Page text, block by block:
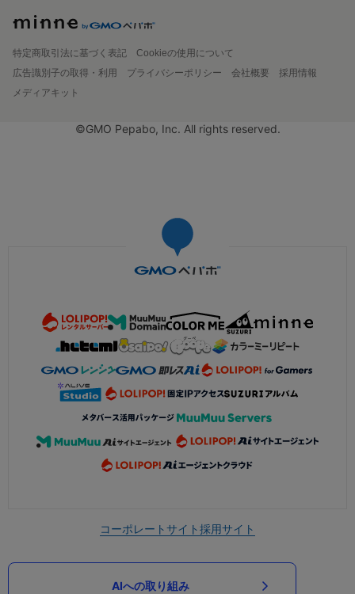
特定商取引法に基づく表記
Cookieの使用について
広告識別子の取得・利用
プライバシーポリシー 会社概要
採用情報
メディアキット
©GMO Pepabo, Inc. All rights reserved.
コーポレートサイト採用サイト
AIへの取り組み